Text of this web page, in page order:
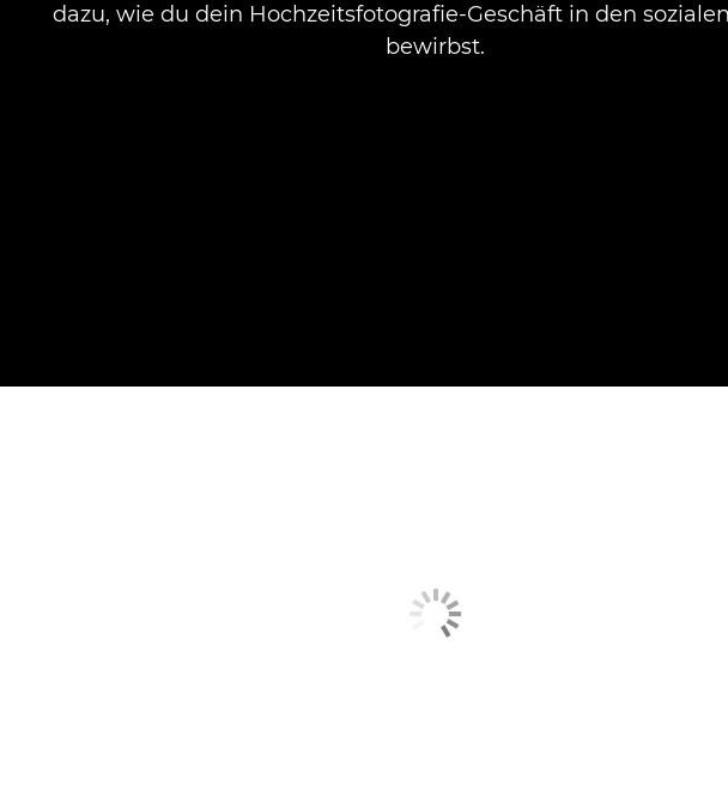
dazu, wie du dein Hochzeitsfotografie-Geschäft in den
bewirbst.